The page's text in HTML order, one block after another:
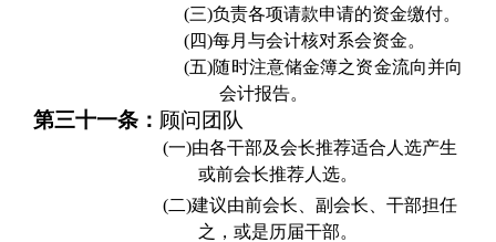
(三)负责各项请款申请的资金缴付。
(四)每月与会计核对系会资金。
(五)随时注意储金簿之资金流向并向
会计报告。
第三十一条： 顾问团队
(一)由各干部及会长推荐适合人选产生
或前会长推荐人选。
(二)建议由前会长、副会长、干部担任
之，或是历届干部。